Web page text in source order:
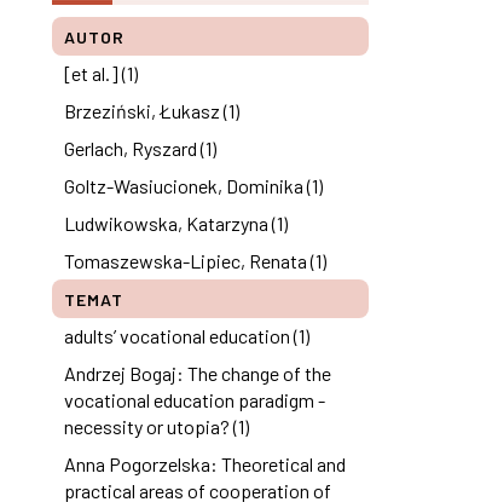
AUTOR
[et al.] (1)
Brzeziński, Łukasz (1)
Gerlach, Ryszard (1)
Goltz-Wasiucionek, Dominika (1)
Ludwikowska, Katarzyna (1)
Tomaszewska-Lipiec, Renata (1)
TEMAT
adults’ vocational education (1)
Andrzej Bogaj: The change of the
vocational education paradigm -
necessity or utopia? (1)
Anna Pogorzelska: Theoretical and
practical areas of cooperation of